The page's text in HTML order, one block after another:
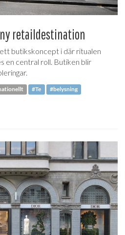
retaildestination
butikskoncept i där ritualen
en central roll. Butiken blir
#Te #belysning